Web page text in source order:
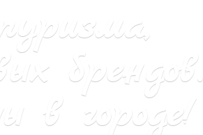
брендов.
в городе!